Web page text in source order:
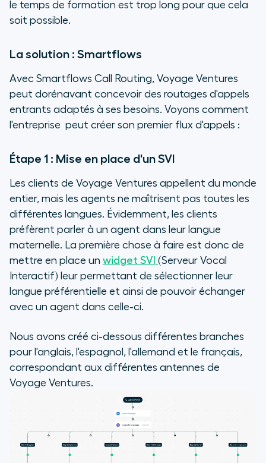
le temps de formation est trop long pour que cela
soit possible.
La solution : Smartflows
Avec Smartflows Call Routing, Voyage Ventures
peut dorénavant concevoir des routages d'appels
entrants adaptés à ses besoins. Voyons comment
l'entreprise peut créer son premier flux d'appels :
Étape 1 : Mise en place d'un SVI
Les clients de Voyage Ventures appellent du monde
entier, mais les agents ne maîtrisent pas toutes les
différentes langues. Évidemment, les clients
préfèrent parler à un agent dans leur langue
maternelle. La première chose à faire est donc de
mettre en place un widget SVI (Serveur Vocal
Interactif) leur permettant de sélectionner leur
langue préférentielle et ainsi de pouvoir échanger
avec un agent dans celle-ci.
Nous avons créé ci-dessous différentes branches
pour l'anglais, l'espagnol, l'allemand et le français,
correspondant aux différentes antennes de
Voyage Ventures.